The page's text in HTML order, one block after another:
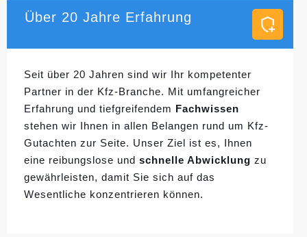
Über 20 Jahre Erfahrung
Seit über 20 Jahren sind wir Ihr kompetenter
Partner in der Kfz-Branche. Mit umfangreicher
Erfahrung und tiefgreifendem Fachwissen
stehen wir Ihnen in allen Belangen rund um Kfz-
Gutachten zur Seite. Unser Ziel ist es, Ihnen
eine reibungslose und schnelle Abwicklung zu
gewährleisten, damit Sie sich auf das
Wesentliche konzentrieren können.